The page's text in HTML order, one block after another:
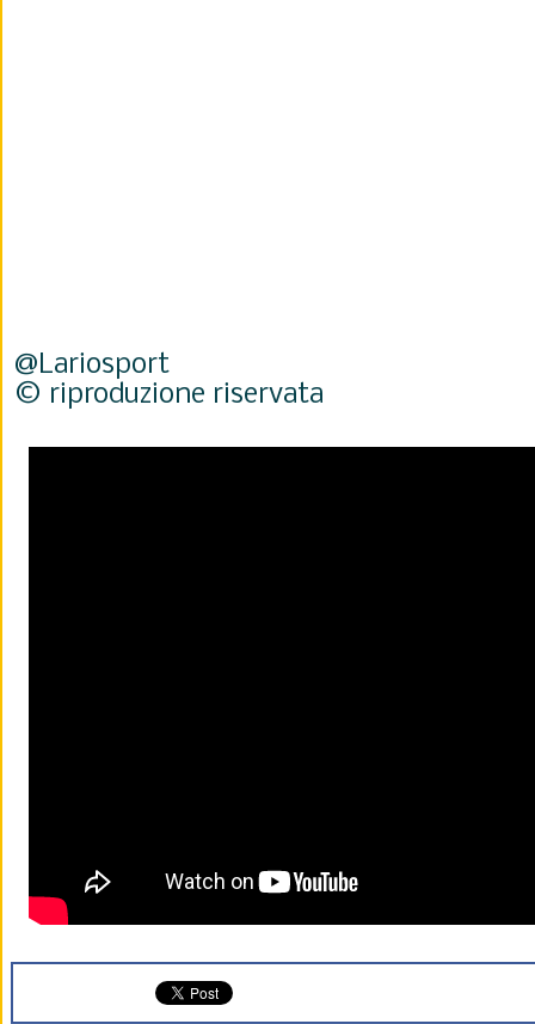
@Lariosport
© riproduzione riservata